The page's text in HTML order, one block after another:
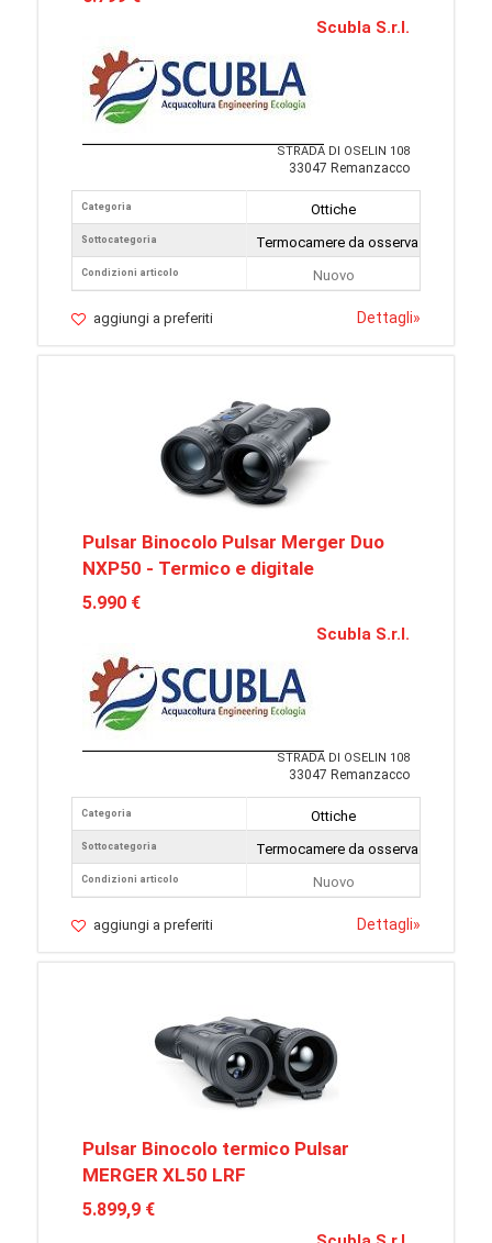
Scubla S.r.l.
STRADA DI OSELIN 108
33047 Remanzacco
Categoria
Sottocategoria
Condizioni articolo
Ottiche
Termocamere da osservazione
Nuovo
aggiungi a preferiti Dettagli»
Pulsar Binocolo Pulsar Merger Duo
NXP50 - Termico e digitale
5.990 €
Scubla S.r.l.
STRADA DI OSELIN 108
33047 Remanzacco
Categoria
Sottocategoria
Condizioni articolo
Ottiche
Termocamere da osservazione
Nuovo
aggiungi a preferiti Dettagli»
Pulsar Binocolo termico Pulsar
MERGER XL50 LRF
5.899,9 €